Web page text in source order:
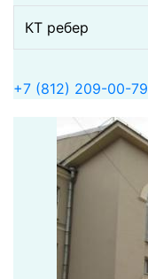
КТ ребер
+7 (812) 209-00-79